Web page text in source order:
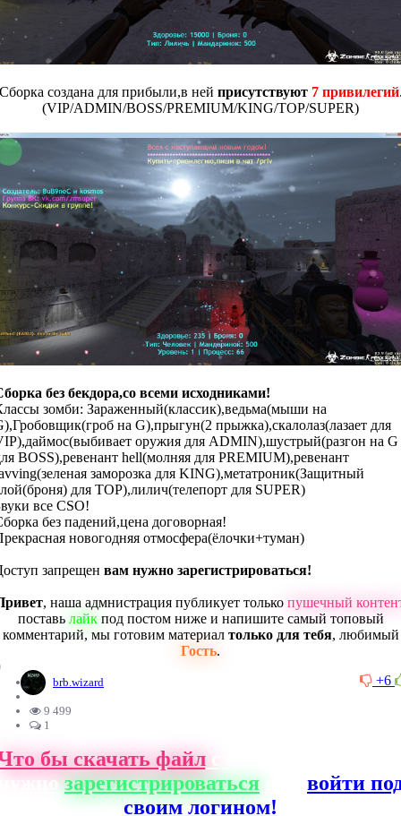
создана для прибыли,в ней присутствуют 7 привилегий
(VIP/ADMIN/BOSS/PREMIUM/KING/TOP/SUPER)
без бекдора,со всеми исходниками!
зомби: Зараженный(классик),ведьма(мыши на
на G),прыгун(2 прыжка),скалолаз(лазает для
оружия для ADMIN),шустрый(разгон на G
BOSS),ревенант hell(молняя для PREMIUM),ревенант
заморозка для KING),метатроник(Защитный
для TOP),лилич(телепорт для SUPER)
все CSO!
без падений,цена договорная!
новогодняя отмосфера(ёлочки+туман)
запрещен вам нужно зарегистрироваться!
, наша адмнистрация публикует только пушечный
поставь лайкпод постом ниже и напишите самый топовый
комментарий, мы готовим материал только для тебя, любимый
Гость.
+6
brb.wizard
9 499
1
бы скачать файлс нашего сайта,
зарегистрироваться
войти
своим логином!